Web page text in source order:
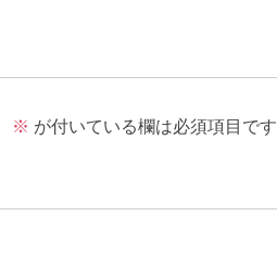
※ が付いている欄は必須項目です